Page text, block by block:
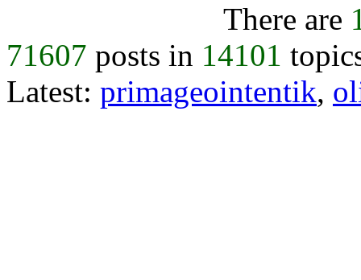
There are
71607 posts in 14101
Latest: primageointentik,